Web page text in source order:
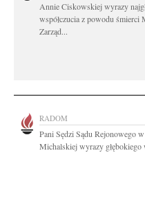
Annie Ciskowskiej wyrazy
współczucia z powodu śmierci
Zarząd...
RADOM
Pani Sędzi Sądu Rejonowego
Michalskiej wyrazy głębokiego